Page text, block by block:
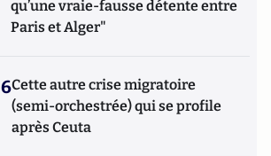
qu’une vraie-fausse détente entre
Paris et Alger"
6Cette autre crise migratoire
(semi-orchestrée) qui se profile
après Ceuta